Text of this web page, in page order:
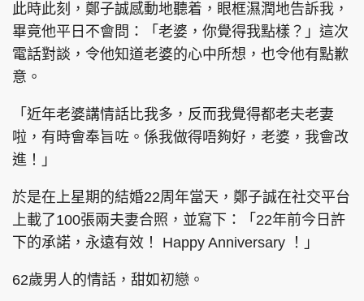
此時此刻，鄭子誠感動地聽着，眼框濕潤地告訴我，
畢竟他平日不會問：「老婆，你覺得我點樣？」這次
電話對談，令他知道老婆的心中所想，也令他有點歉
意。
「近年老婆講情話比我多，反而我覺得都老夫老妻
啦，有時會奉旨咗。係我做得唔夠好，老婆，我會改
進！」
於是在上星期的結婚22周年當天，鄭子誠在社交平台
上載了100張兩夫妻合照，並寫下：「22年前今日許
下的承諾，永遠有效！ Happy Anniversary ！」
62歲男人的情話，甜如初戀。